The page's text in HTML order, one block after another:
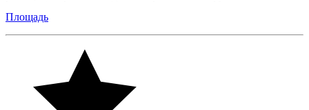
Площадь